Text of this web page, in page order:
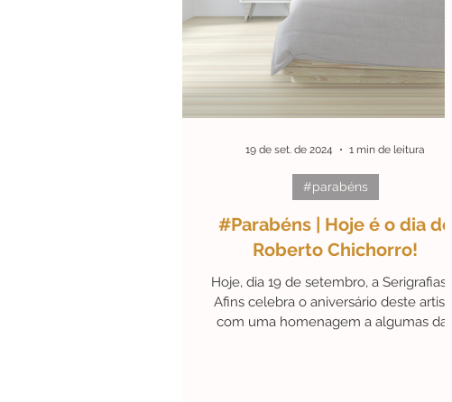
#ArteEmDestaque Efemérides
#Parabéns | Hoje é o dia de
Roberto Chichorro!
Hoje, dia 19 de setembro, a Serigrafias &
Afins celebra o aniversário deste artista
com uma homenagem a algumas das
#parabéns
19 de set. de 2024 1 min de leitura